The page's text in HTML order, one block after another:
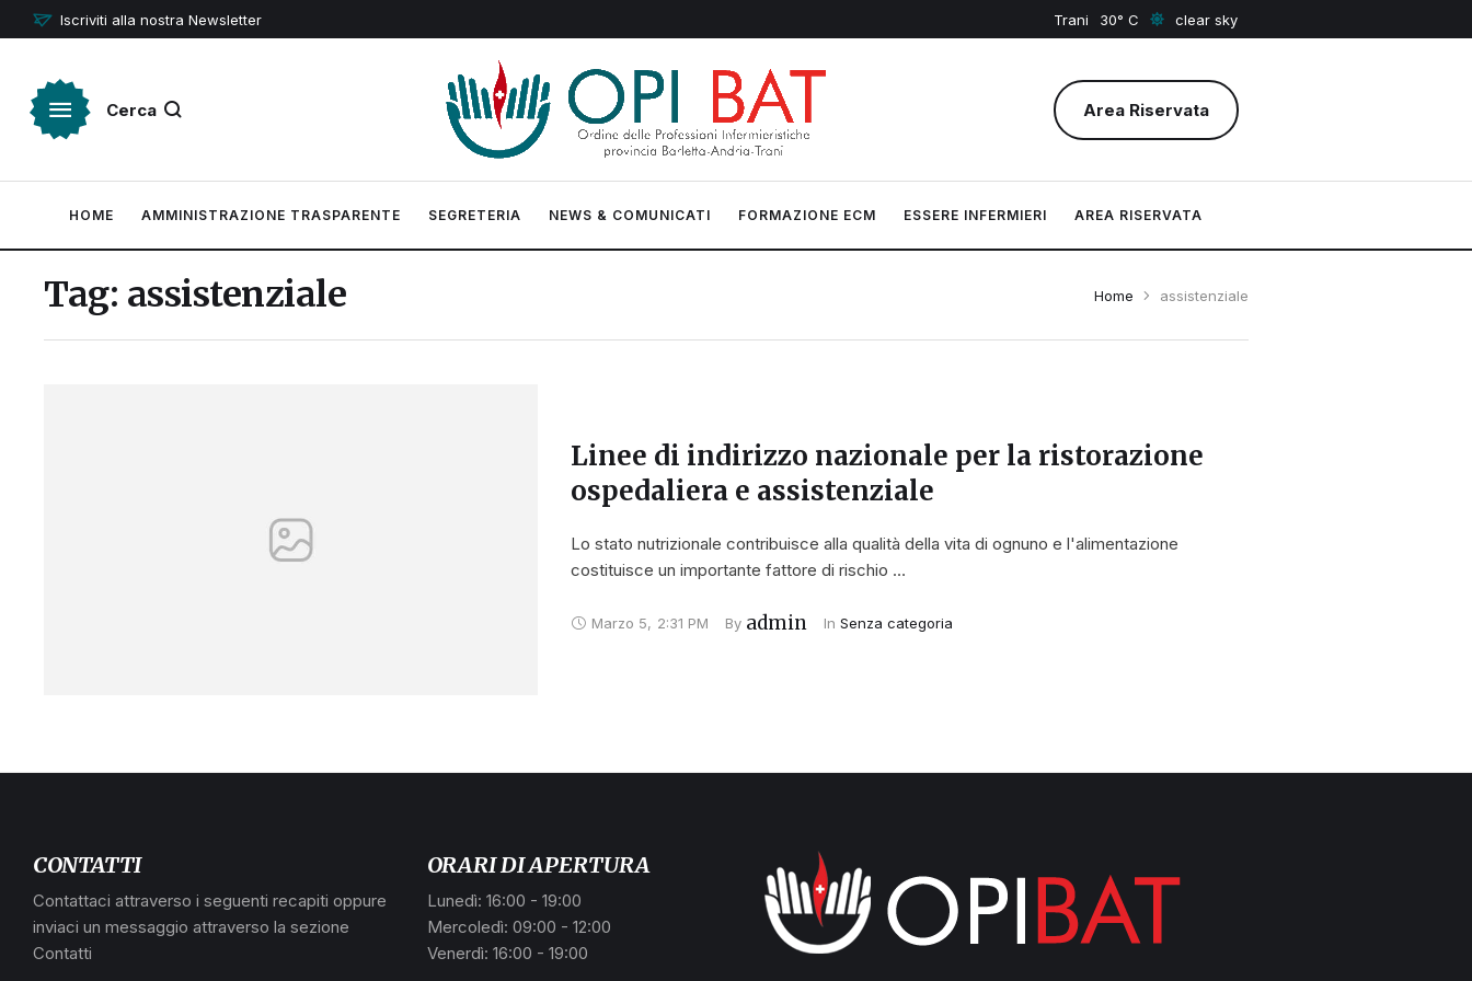
Iscriviti alla nostra Newsletter Trani 30 clear sky
Cerca Area Riservata
HOME AMMINISTRAZIONE TRASPARENTE SEGRETERIA NEWS & COMUNICATI FORMAZIONE ECM ESSERE INFERMIERI AREA RISERVATA
Tag: assistenziale Home assistenziale
Linee di indirizzo nazionale per la ristorazione
ospedaliera e assistenziale
Lo stato nutrizionale contribuisce alla qualità della vita di ognuno e l'alimentazione
costituisce un importante fattore di rischio …
Marzo 5, 2:31 PM By admin In Senza categoria
CONTATTI
Contattaci attraverso i seguenti recapiti oppure
inviaci un messaggio attraverso la sezione
Contatti
ORARI DI APERTURA
Lunedì: 16:00 - 19:00
Mercoledì: 09:00 - 12:00
Venerdì: 16:00 - 19:00